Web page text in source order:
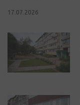
17.07.2026